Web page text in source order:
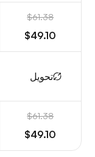
$61.38
$49.10
تحويل
$61.38
$49.10